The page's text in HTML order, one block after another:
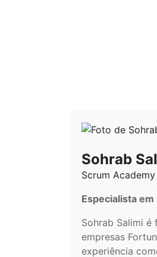
Sohrab
Scrum
Especialista
Sohrab Salimi
empresas
experiência